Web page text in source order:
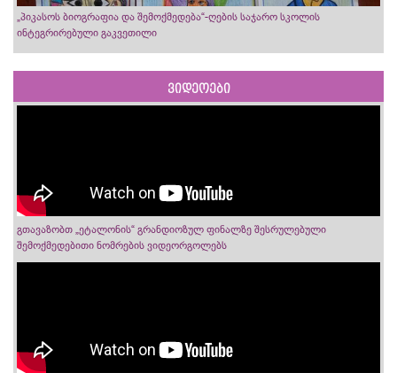
„პიკასოს ბიოგრაფია და შემოქმედება“-ღების საჯარო სკოლის
ინტეგრირებული გაკვეთილი
ვიდეოები
გთავაზობთ „ეტალონის“ გრანდიოზულ ფინალზე შესრულებული
შემოქმედებითი ნომრების ვიდეორგოლებს